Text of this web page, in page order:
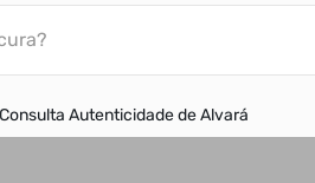
Consulta Autenticidade de Alvará